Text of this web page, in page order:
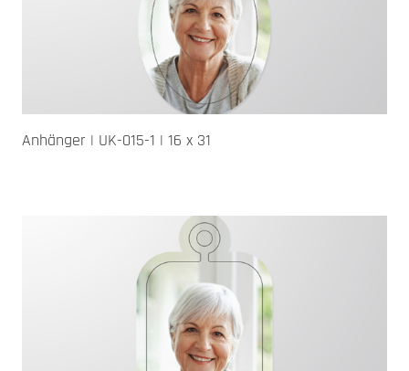
Anhänger | UK-015-1 | 16 x 31